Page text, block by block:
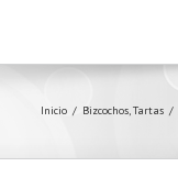
Inicio / Bizcochos,Tartas /